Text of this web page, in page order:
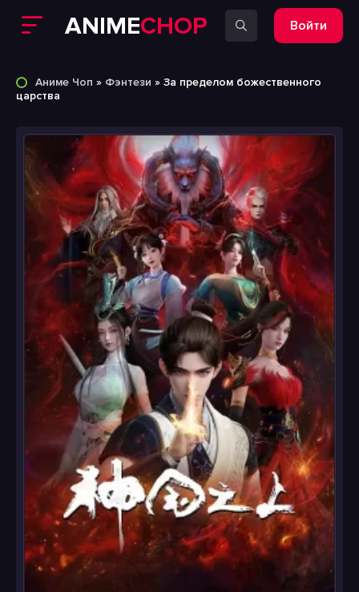
ANIMECHOP Войти
Аниме Чоп » Фэнтези » За пределом божественного
царства